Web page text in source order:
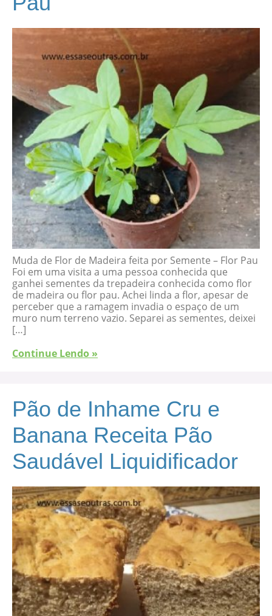
Muda de Flor de Madeira feita por Semente – Flor Pau
Foi em uma visita a uma pessoa conhecida que
ganhei sementes da trepadeira conhecida como flor
de madeira ou flor pau. Achei linda a flor, apesar de
perceber que a ramagem invadia o espaço de um
muro num terreno vazio. Separei as sementes, deixei
[…]
Continue Lendo »
Pão de Inhame Cru e
Banana Receita Pão
Saudável Liquidificador